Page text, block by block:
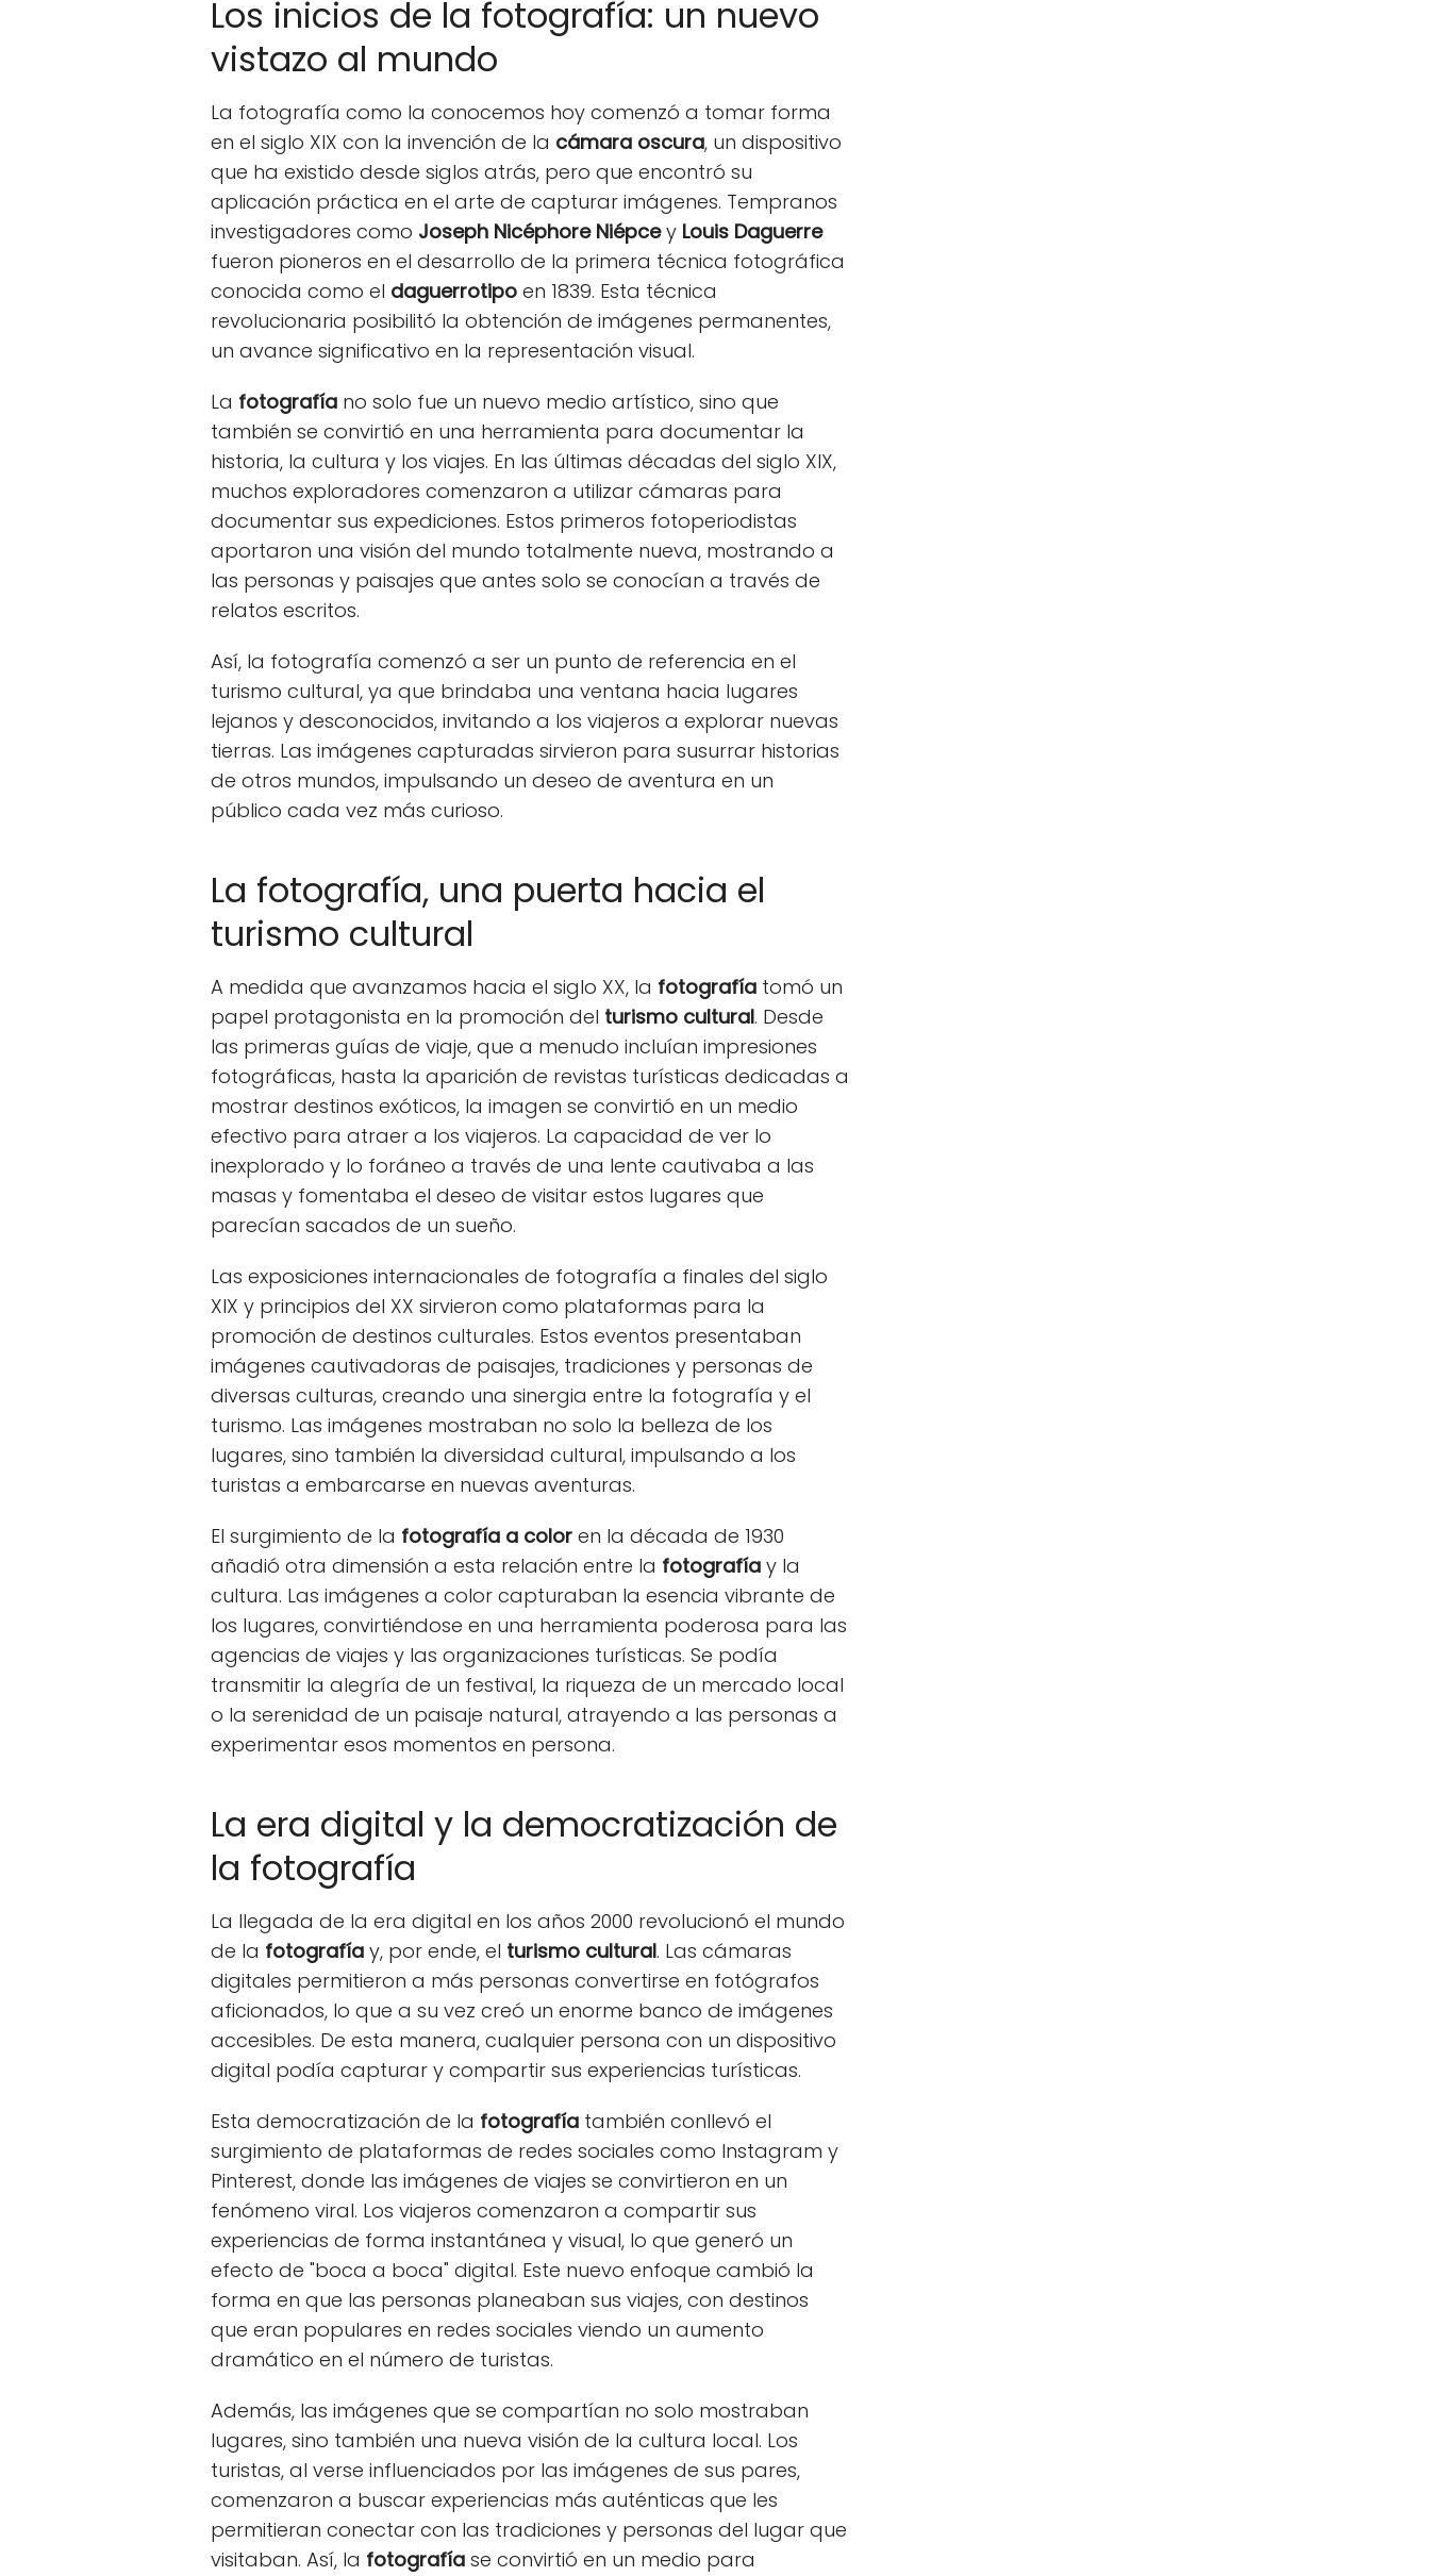
Los inicios de la fotografía: un nuevo
vistazo al mundo
La fotografía como la conocemos hoy comenzó a tomar forma
en el siglo XIX con la invención de la cámara oscura, un dispositivo
que ha existido desde siglos atrás, pero que encontró su
aplicación práctica en el arte de capturar imágenes. Tempranos
investigadores como Joseph Nicéphore Niépcey Louis Daguerre
fueron pioneros en el desarrollo de la primera técnica fotográfica
conocida como el daguerrotipo en 1839. Esta técnica
revolucionaria posibilitó la obtención de imágenes permanentes,
un avance significativo en la representación visual.
La fotografía no solo fue un nuevo medio artístico, sino que
también se convirtió en una herramienta para documentar la
historia, la cultura y los viajes. En las últimas décadas del siglo XIX,
muchos exploradores comenzaron a utilizar cámaras para
documentar sus expediciones. Estos primeros fotoperiodistas
aportaron una visión del mundo totalmente nueva, mostrando a
las personas y paisajes que antes solo se conocían a través de
relatos escritos.
Así, la fotografía comenzó a ser un punto de referencia en el
turismo cultural, ya que brindaba una ventana hacia lugares
lejanos y desconocidos, invitando a los viajeros a explorar nuevas
tierras. Las imágenes capturadas sirvieron para susurrar historias
de otros mundos, impulsando un deseo de aventura en un
público cada vez más curioso.
La fotografía, una puerta hacia el
turismo cultural
A medida que avanzamos hacia el siglo XX, la fotografía tomó un
papel protagonista en la promoción del turismo cultural. Desde
las primeras guías de viaje, que a menudo incluían impresiones
fotográficas, hasta la aparición de revistas turísticas dedicadas a
mostrar destinos exóticos, la imagen se convirtió en un medio
efectivo para atraer a los viajeros. La capacidad de ver lo
inexplorado y lo foráneo a través de una lente cautivaba a las
masas y fomentaba el deseo de visitar estos lugares que
parecían sacados de un sueño.
Las exposiciones internacionales de fotografía a finales del siglo
XIX y principios del XX sirvieron como plataformas para la
promoción de destinos culturales. Estos eventos presentaban
imágenes cautivadoras de paisajes, tradiciones y personas de
diversas culturas, creando una sinergia entre la fotografía y el
turismo. Las imágenes mostraban no solo la belleza de los
lugares, sino también la diversidad cultural, impulsando a los
turistas a embarcarse en nuevas aventuras.
El surgimiento de la fotografía a color en la década de 1930
añadió otra dimensión a esta relación entre la fotografía y la
cultura. Las imágenes a color capturaban la esencia vibrante de
los lugares, convirtiéndose en una herramienta poderosa para las
agencias de viajes y las organizaciones turísticas. Se podía
transmitir la alegría de un festival, la riqueza de un mercado local
o la serenidad de un paisaje natural, atrayendo a las personas a
experimentar esos momentos en persona.
La era digital y la democratización de
la fotografía
La llegada de la era digital en los años 2000 revolucionó el mundo
de la fotografía y, por ende, el turismo cultural. Las cámaras
digitales permitieron a más personas convertirse en fotógrafos
aficionados, lo que a su vez creó un enorme banco de imágenes
accesibles. De esta manera, cualquier persona con un dispositivo
digital podía capturar y compartir sus experiencias turísticas.
Esta democratización de la fotografía también conllevó el
surgimiento de plataformas de redes sociales como Instagram y
Pinterest, donde las imágenes de viajes se convirtieron en un
fenómeno viral. Los viajeros comenzaron a compartir sus
experiencias de forma instantánea y visual, lo que generó un
efecto de "boca a boca" digital. Este nuevo enfoque cambió la
forma en que las personas planeaban sus viajes, con destinos
que eran populares en redes sociales viendo un aumento
dramático en el número de turistas.
Además, las imágenes que se compartían no solo mostraban
lugares, sino también una nueva visión de la cultura local. Los
turistas, al verse influenciados por las imágenes de sus pares,
comenzaron a buscar experiencias más auténticas que les
permitieran conectar con las tradiciones y personas del lugar que
visitaban. Así, la fotografía se convirtió en un medio para